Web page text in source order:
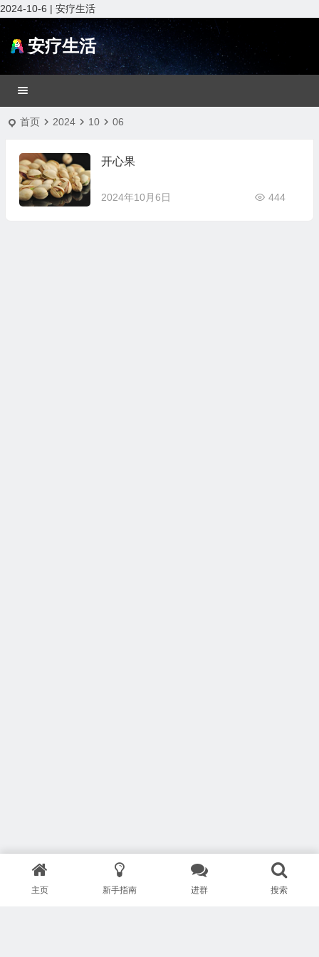
2024-10-6 | 安疗生活
安疗生活
首页 2024 10 06
开心果
2024年10月6日 444
主页 新手指南 进群 搜索